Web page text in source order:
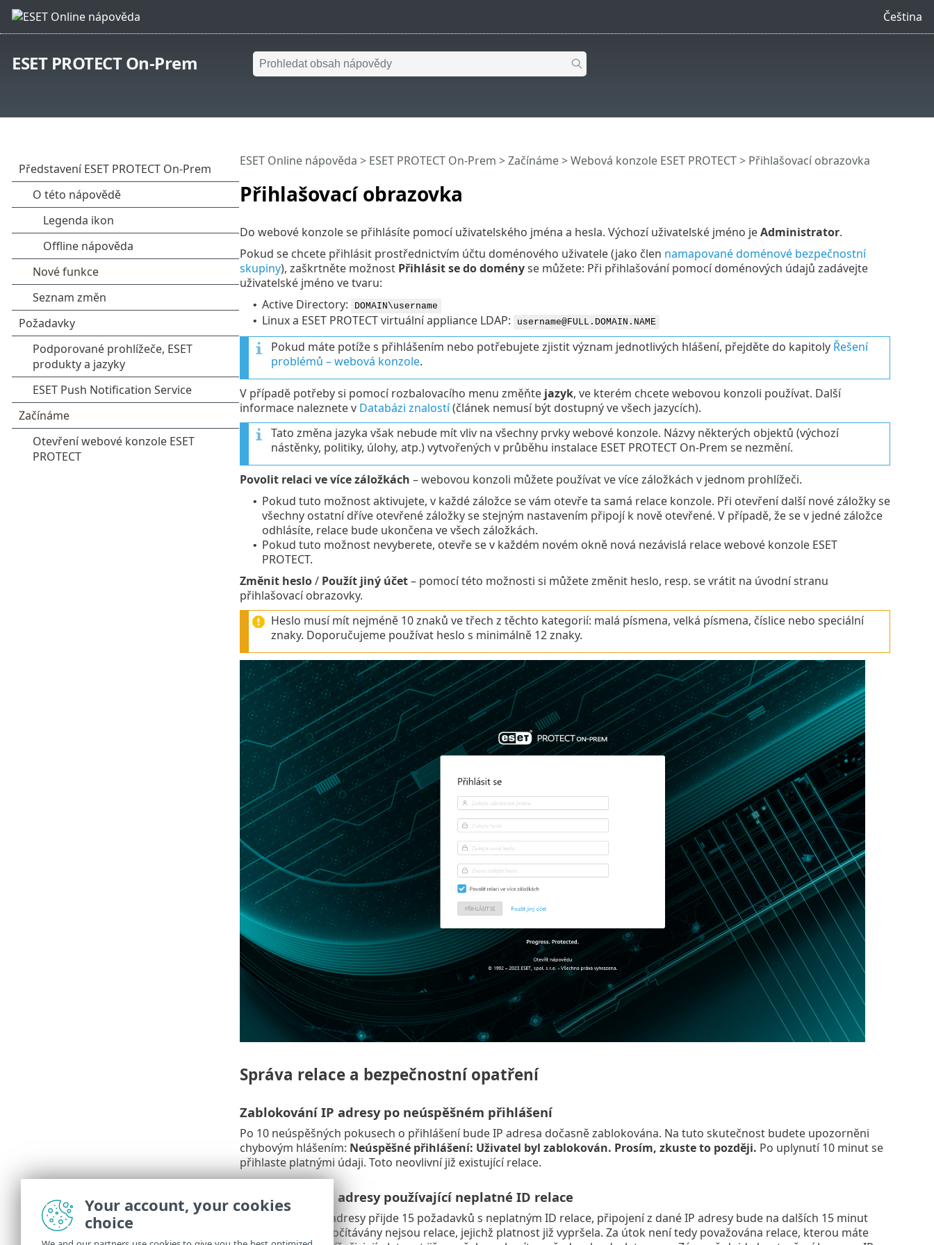
Čeština
ESET PROTECT On-Prem
Přihlašovací obrazovka
ESET Online nápověda > ESET PROTECT On-Prem >Začínáme>Webová konzole ESET PROTECT> Přihlašovací obrazovka
Do webové konzole se přihlásíte pomocí uživatelského jména a hesla. Výchozí uživatelské jméno jeAdministrator.
Pokud se chcete přihlásit prostřednictvím účtu doménového uživatele (jako člen namapované doménové bezpečnostní
skupiny), zaškrtněte možnost Přihlásit se do doményse můžete: Při přihlašování pomocí doménových údajů zadávejte
uživatelské jméno ve tvaru:
• Active Directory: DOMAIN\username
• Linux a ESET PROTECT virtuální appliance LDAP: username@FULL.DOMAIN.NAME
Pokud máte potíže s přihlášením nebo potřebujete zjistit význam jednotlivých hlášení, přejděte do kapitoly Řešení
problémů – webová konzole.
V případě potřeby si pomocí rozbalovacího menu změňte jazyk, ve kterém chcete webovou konzoli používat. Další
informace naleznete v Databázi znalostí(článek nemusí být dostupný ve všech jazycích).
Tato změna jazyka však nebude mít vliv na všechny prvky webové konzole. Názvy některých objektů (výchozí
nástěnky, politiky, úlohy, atp.) vytvořených v průběhu instalace ESET PROTECT On-Prem se nezmění.
Povolit relaci ve více záložkách – webovou konzoli můžete používat ve více záložkách v jednom prohlížeči.
• Pokud tuto možnost aktivujete, v každé záložce se vám otevře ta samá relace konzole. Při otevření další nové záložky se
všechny ostatní dříve otevřené záložky se stejným nastavením připojí k nově otevřené. V případě, že se v jedné záložce
odhlásíte, relace bude ukončena ve všech záložkách.
• Pokud tuto možnost nevyberete, otevře se v každém novém okně nová nezávislá relace webové konzole ESET
PROTECT.
Změnit heslo/ Použít jiný účet– pomocí této možnosti si můžete změnit heslo, resp. se vrátit na úvodní stranu
přihlašovací obrazovky.
Heslo musí mít nejméně 10 znaků ve třech z těchto kategorií: malá písmena, velká písmena, číslice nebo speciální
znaky. Doporučujeme používat heslo s minimálně 12 znaky.
Správa relace a bezpečnostní opatření
Zablokování IP adresy po neúspěšném přihlášení
Po 10 neúspěšných pokusech o přihlášení bude IP adresa dočasně zablokována. Na tuto skutečnost budete upozorněni
chybovým hlášením: Neúspěšné přihlášení: Uživatel byl zablokován. Prosím, zkuste to později. Po uplynutí 10 minut se
přihlaste platnými údaji. Toto neovlivní již existující relace.
Zablokování IP adresy používající neplatné ID relace
Pokud z jedné IP adresy přijde 15 požadavků s neplatným ID relace, připojení z dané IP adresy bude na dalších 15 minut
zablokováno. Započítávány nejsou relace, jejichž platnost již vypršela. Za útok není tedy považována relace, kterou máte
Your account, your cookies
choice